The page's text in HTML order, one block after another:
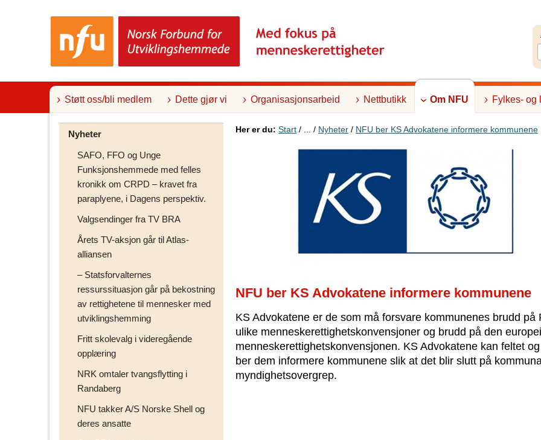
o
Støtt oss/bli medlem Dette gjør vi Organisasjonsarbeid Nettbutikk Om NFU Fylkes- og
Nyheter
SAFO, FFO og Unge
Funksjonshemmede med felles
kronikk om CRPD – kravet fra
paraplyene, i Dagens perspektiv.
Valgsendinger fra TV BRA
Årets TV-aksjon går til Atlas-
alliansen
– Statsforvalternes
ressurssituasjon går på bekostning
av rettighetene til mennesker med
utviklingshemming
Fritt skolevalg i videregående
opplæring
NRK omtaler tvangsflytting i
Randaberg
NFU takker A/S Norske Shell og
deres ansatte
Her er du: Start / ... / Nyheter / NFU ber KS Advokatene informere kommunene
NFU ber KS Advokatene informere kommunene
KS Advokatene er de som må forsvare kommunenes brudd på
ulike menneskerettighetskonvensjoner og brudd på den
menneskerettighetskonvensjonen. KS Advokatene kan feltet
ber dem informere kommunene slik at det blir slutt på
myndighetsovergrep.